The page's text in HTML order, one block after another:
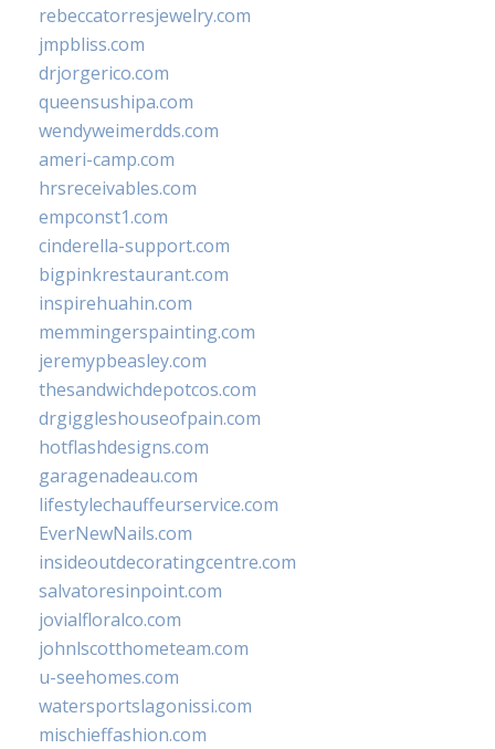
rebeccatorresjewelry.com
jmpbliss.com
drjorgerico.com
queensushipa.com
wendyweimerdds.com
ameri-camp.com
hrsreceivables.com
empconst1.com
cinderella-support.com
bigpinkrestaurant.com
inspirehuahin.com
memmingerspainting.com
jeremypbeasley.com
thesandwichdepotcos.com
drgiggleshouseofpain.com
hotflashdesigns.com
garagenadeau.com
lifestylechauffeurservice.com
EverNewNails.com
insideoutdecoratingcentre.com
salvatoresinpoint.com
jovialfloralco.com
johnlscotthometeam.com
u-seehomes.com
watersportslagonissi.com
mischieffashion.com